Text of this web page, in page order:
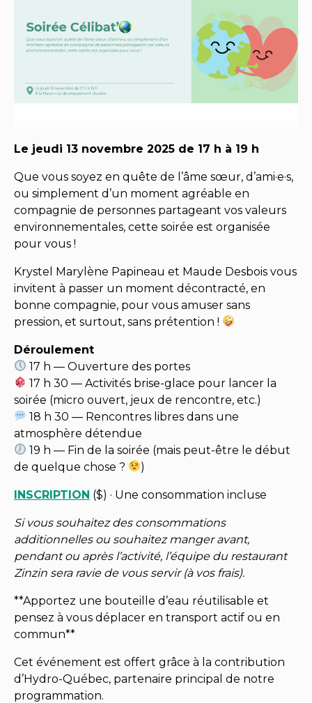
Le jeudi 13 novembre 2025 de 17 h à 19 h
Que vous soyez en quête de l’âme sœur, d’ami·e·s,
ou simplement d’un moment agréable en
compagnie de personnes partageant vos valeurs
environnementales, cette soirée est organisée
pour vous !
Krystel Marylène Papineau et Maude Desbois vous
invitent à passer un moment décontracté, en
bonne compagnie, pour vous amuser sans
pression, et surtout, sans prétention !
Déroulement
17 h — Ouverture des portes
17 h 30 — Activités brise-glace pour lancer la
soirée (micro ouvert, jeux de rencontre, etc.)
18 h 30 — Rencontres libres dans une
atmosphère détendue
19 h — Fin de la soirée (mais peut-être le début
de quelque chose ?
)
INSCRIPTION ($) · Une consommation incluse
Si vous souhaitez des consommations
additionnelles ou souhaitez manger avant,
pendant ou après l’activité, l’équipe du restaurant
Zinzin sera ravie de vous servir (à vos frais).
**Apportez une bouteille d’eau réutilisable et
pensez à vous déplacer en transport actif ou en
commun**
Cet événement est offert grâce à la contribution
d’Hydro-Québec, partenaire principal de notre
programmation.